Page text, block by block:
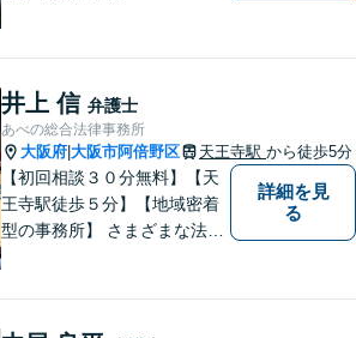
井上 信 弁護士
あべの総合法律事務所
大阪府 大阪市阿倍野区 天王寺駅 から徒歩5分
【初回相談３０分無料】【天
王寺駅徒歩５分】【地域密着
型の事務所】 さまざまな法律
詳細を見
る